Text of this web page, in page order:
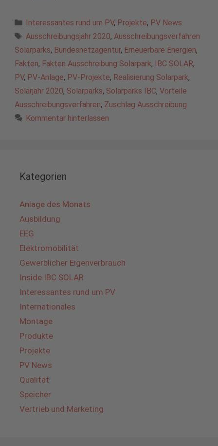
Kategorien
Interessantes rund um PV, Projekte, PV News
Schlagwörter
Ausschreibungsjahr 2020, Ausschreibungsverfahren
Solarparks, Bundesnetzagentur, Erneuerbare Energien,
Fakten, Fakten Ausschreibung Solarpark, IBC SOLAR,
PV, PV-Anlage, PV-Projekte, Realisierung Solarpark,
Solarjahr 2020, Solarparks, Solarparks IBC, Vorteile
Ausschreibungsverfahren, Zuschlag Ausschreibung
Kommentar hinterlassen
Kategorien
Anlage des Monats
Ausbildung
EEG
Elektromobilität
Gewerblicher Eigenverbrauch
Inside IBC SOLAR
Interessantes rund um PV
Internationales
Montage
Produkte
Projekte
PV News
Qualität
Speicher
Vertrieb und Marketing